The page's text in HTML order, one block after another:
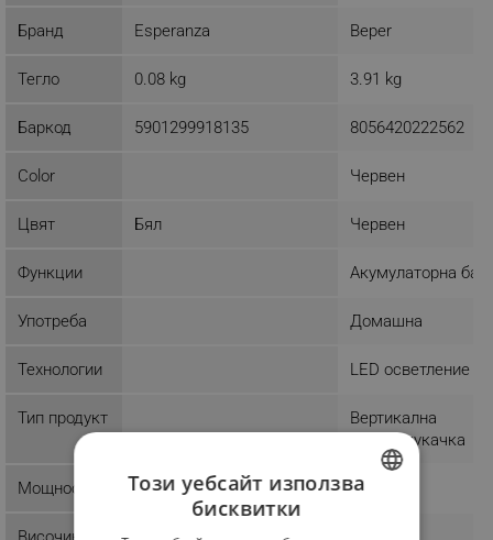
Бранд Esperanza Beper
Тегло 0.08 kg 3.91 kg
Баркод 5901299918135 8056420222562
Color Червен
Цвят Бял Червен
Функции Акумулаторна
Употреба Домашна
Технологии LED осветление
Тип продукт
Вертикална
прахосмукачка
Мощност 120 W
Този уебсайт използва
бисквитки